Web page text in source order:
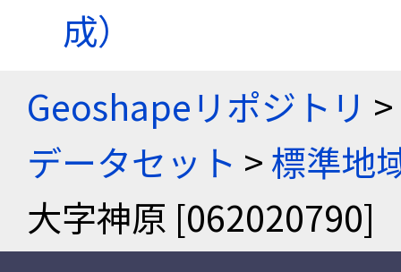
成）
Geoshapeリポジトリ >
データセット >標準地
大字神原 [062020790]